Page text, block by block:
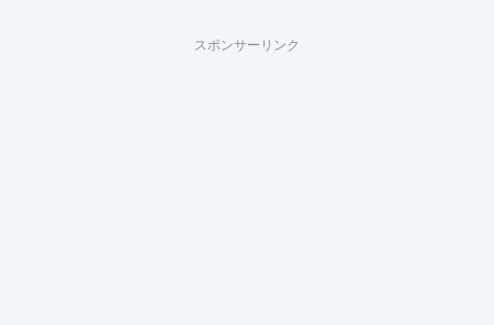
スポンサーリンク